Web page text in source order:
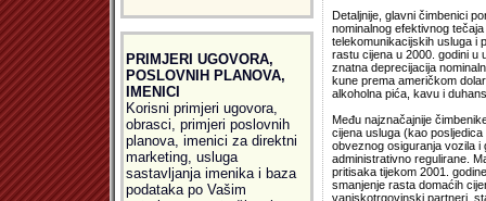
PRIMJERI UGOVORA,
POSLOVNIH PLANOVA,
IMENICI
Korisni primjeri ugovora,
obrasci, primjeri poslovnih
planova, imenici za direktni
marketing, usluga
sastavljanja imenika i baza
podataka po Vašim
Detaljnije, glavni čimbenici
nominalnog efektivnog
telekomunikacijskih usluga i
rastu cijena u 2000. godini u
znatna deprecijacija
kune prema američkom
alkoholna pića, kavu i
Među najznačajnije
cijena usluga (kao
obveznog osiguranja vozila i
administrativno regulirane.
pritisaka tijekom 2001.
smanjenje rasta domaćih
vanjskotrgovinski partneri,